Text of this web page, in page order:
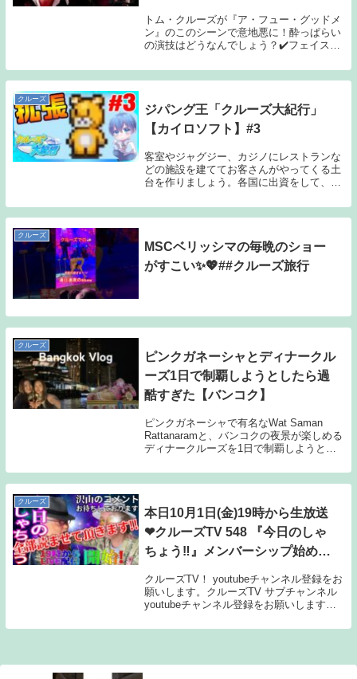
トム・クルーズが『ア・フュー・グッドメ
ン』のこのシーンで意地悪に！酔っぱらい
の演技はどうなんでしょう？✔️フェイスブ
動画を見逃さないで ➤ 🔥 今すぐこの映画
を購入またはレンタルする ➤ 映画のタ
クルーズ
ジパング王「クルーズ大紀行」
【カイロソフト】#3
客室やジャグジー、カジノにレストランな
どの施設を建ててお客さんがやってくる土
台を作りましょう。各国に出資をして、国
り。国王を招待して満足させて夢の五つ星
クルーズ船をめざしましょう。次のpart⇒
クルーズ
MSCベリッシマの毎晩のショー
がすこい✨💖##クルーズ旅行
クルーズ
ピンクガネーシャとディナークル
ーズ1日で制覇しようとしたら過
酷すぎた【バンコク】
ピンクガネーシャで有名なWat Saman
Rattanaramと、バンコクの夜景が楽しめる
ディナークルーズを1日で制覇しようと必
ための参考になれば嬉しいです！↓私たち
が参加したディナークルーズツアーは...
クルーズ
本日10月1日(金)19時から生放送
❤クルーズTV 548 『今日のしゃ
ちょう‼』メンバーシップ始めま
す。たくさんのコメントをお待ち
しています。来週の予告 生放送
番組
クルーズTV！ youtubeチャンネル登録をお
願いします。クルーズTV サブチャンネル
youtubeチャンネル登録をお願いします。■
ょう‼』 みなさんのコメント主体です。た